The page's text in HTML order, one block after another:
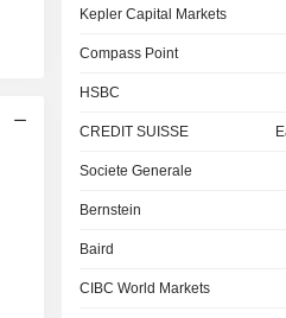
Kepler Capital Markets
Compass Point
HSBC
CREDIT SUISSE
Societe Generale
Bernstein
Baird
CIBC World Markets